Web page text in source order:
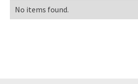
No items found.